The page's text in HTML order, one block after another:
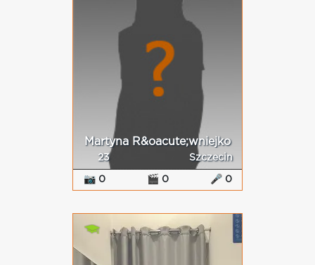
Martyna R&oacute;wniejko
23 Szczecin
📷 0 🎬 0 🎤 0